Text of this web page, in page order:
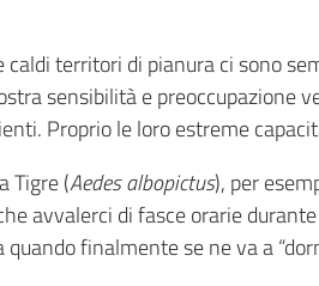
territori di pianura ci sono
sensibilità e preoccupazione
Proprio le loro estreme
Tigre (Aedes albopictus), per
avvalerci di fasce orarie
finalmente se ne va a